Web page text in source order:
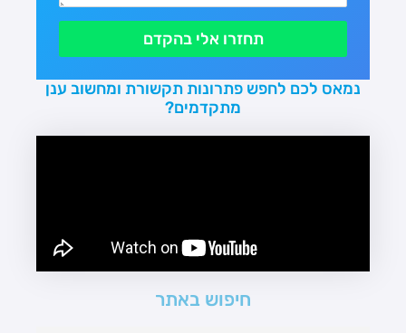
תחזרו אלי בהקדם
נמאס לכם לחפש פתרונות תקשורת ומחשוב ענן
מתקדמים?
חיפוש באתר